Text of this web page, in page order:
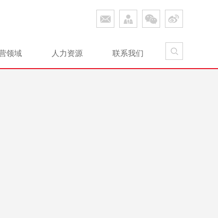
领域 人力资源 联系我们